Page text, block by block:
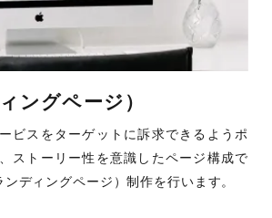
ングページ）
ビスをターゲットに訴求できるようポ
ストーリー性を意識したページ構成で
ディングページ）制作を行います。